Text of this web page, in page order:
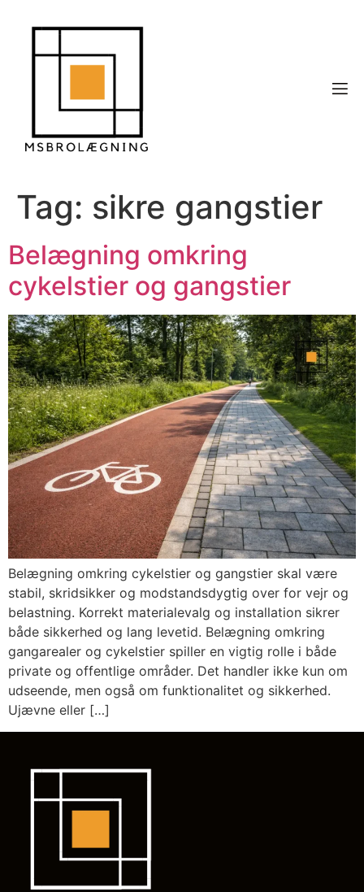
Tag: sikre gangstier
Belægning omkring
cykelstier og gangstier
Belægning omkring cykelstier og gangstier skal være
stabil, skridsikker og modstandsdygtig over for vejr og
belastning. Korrekt materialevalg og installation sikrer
både sikkerhed og lang levetid. Belægning omkring
gangarealer og cykelstier spiller en vigtig rolle i både
private og offentlige områder. Det handler ikke kun om
udseende, men også om funktionalitet og sikkerhed.
Ujævne eller […]